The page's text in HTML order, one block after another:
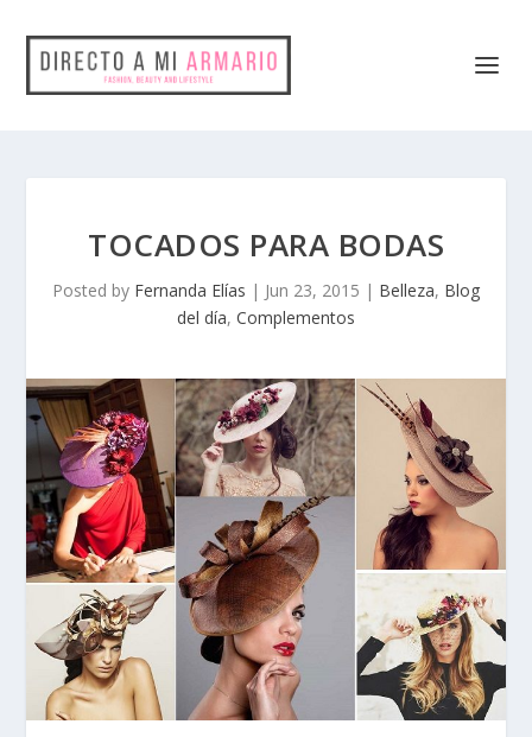
TOCADOS PARA BODAS
Posted by Fernanda Elías | Jun 23, 2015 | Belleza, Blog
del día, Complementos